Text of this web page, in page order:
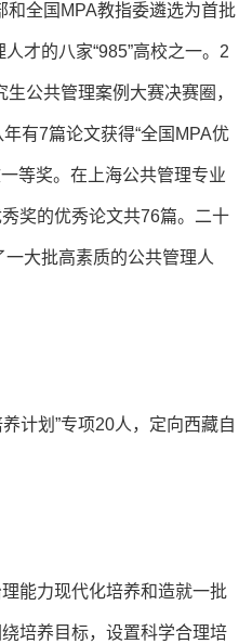
全国MPA教指委遴选为首批
才的八家“985”高校之一。2
公共管理案例大赛决赛圈，
有7篇论文获得“全国MPA优
等奖。在上海公共管理专业
奖的优秀论文共76篇。二十
大批高素质的公共管理人
计划”专项20人，定向西藏自
能力现代化培养和造就一批
培养目标，设置科学合理培